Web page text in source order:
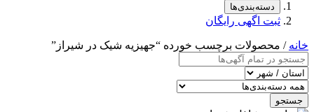
دسته‌بندی‌ها
ثبت اگهی رایگان
خانه / محصولات برچسب خورده “جهیزیه شیک در شیراز”
جستجو